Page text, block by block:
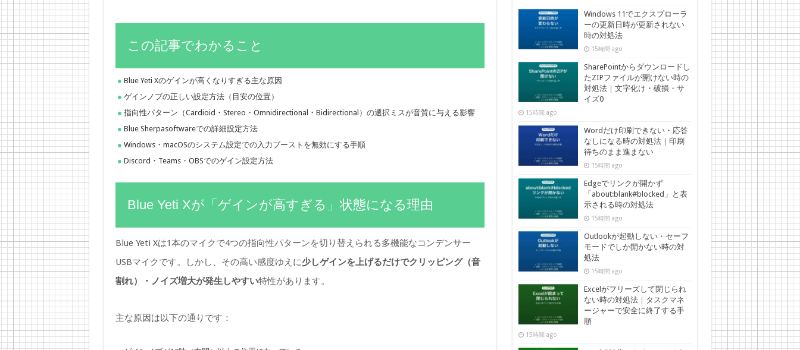
この記事でわかること
Blue Yeti Xのゲインが高くなりすぎる主な原因
ゲインノブの正しい設定方法（目安の位置）
指向性パターン（Cardioid・Stereo・Omnidirectional・Bidirectional）の選択ミスが音質に与える影響
Blue Sherpasoftwareでの詳細設定方法
Windows・macOSのシステム設定での入力ブーストを無効にする手順
Discord・Teams・OBSでのゲイン設定方法
Blue Yeti Xが「ゲインが高すぎる」状態になる理由
Blue Yeti Xは1本のマイクで4つの指向性パターンを切り替えられる多機能なコンデンサー
USBマイクです。しかし、その高い感度ゆえに少しゲインを上げるだけでクリッピング（音
割れ）・ノイズ増大が発生しやすい特性があります。
主な原因は以下の通りです：
Windows 11でエクスプローラ
ーの更新日時が更新されない
時の対処法
15時間 ago
SharePointからダウンロードし
たZIPファイルが開けない時の
対処法｜文字化け・破損・サ
イズ0
15時間 ago
Wordだけ印刷できない・応答
なしになる時の対処法｜印刷
待ちのまま進まない
15時間 ago
Edgeでリンクが開かず
「about:blank#blocked」と表
示される時の対処法
15時間 ago
Outlookが起動しない・セーフ
モードでしか開かない時の対
処法
15時間 ago
Excelがフリーズして閉じられ
ない時の対処法｜タスクマネ
ージャーで安全に終了する手
順
15時間 ago